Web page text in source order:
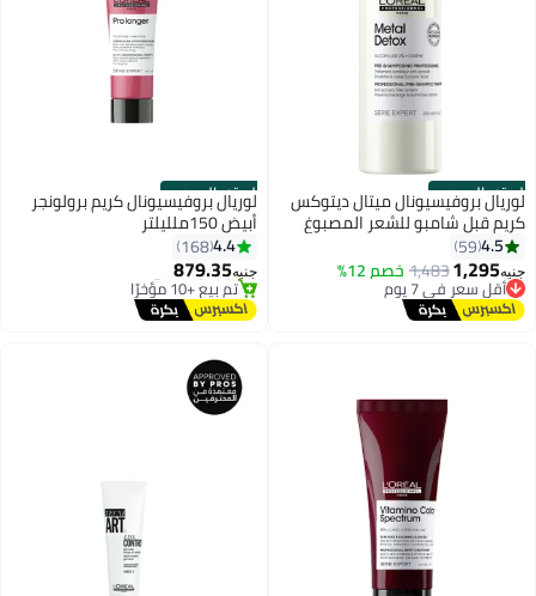
الستور الرسمي
لوريال بروفيسيونال ميتال ديتوكس
كريم قبل شامبو للشعر المصبوغ
والمتكسر - ٢٥٠ مل
4.5
59
جنيه1,295
1,483خصم 12% أقل سعر في 7 يوم
توصيل مجاني
أقل سعر في 7 يوم
الستور الرسمي
لوريال بروفيسيونال كريم برولونجر
أبيض 150ملليلتر
4.4
168
جنيه879.35
#31 في معالجات ليف إن
توصيل مجاني
تم بيع +10 مؤخرًا
#31 في معالجات ليف إن